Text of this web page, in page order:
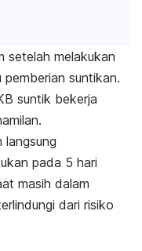
setelah melakukan
suntikan.
suntik bekerja
pada 5 hari
masih dalam
dari risiko